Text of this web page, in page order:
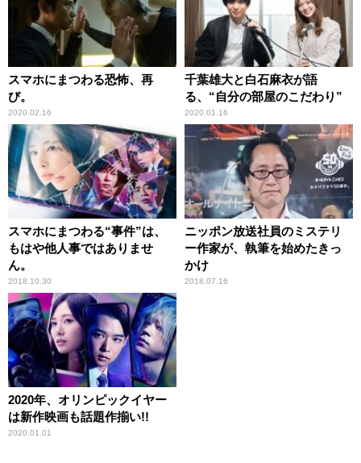
スマホにまつわる恐怖、再
び。
2020.02.16
千葉雄大と白石麻衣が語
る、“自分の部屋のこだわり”
2020.01.16
スマホにまつわる“事件”は、
もはや他人事ではありませ
ん。
2018.10.30
ニッポン放送社員のミステリ
ー作家が、執筆を始めたきっ
かけ
2018.07.16
2020年、オリンピックイヤー
は新作映画も話題作揃い!!
2020.01.01